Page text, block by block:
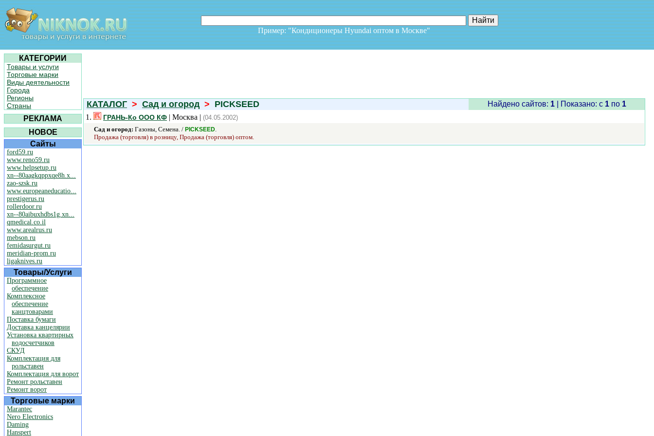
Пример: "Кондиционеры Hyundai оптом в Москве"
КАТЕГОРИИ
Товары и услуги
Торговые марки
Виды деятельности
Города
Регионы
Страны
РЕКЛАМА
НОВОЕ
Сайты
ford59.ru
www.reno59.ru
www.helpsetup.ru
xn--80aagkqppxqe8h.x...
zao-szsk.ru
www.europeaneducatio...
prestigerus.ru
rollerdoor.ru
xn--80aibuxhdbs1g.xn...
qmedical.co.il
www.arealrus.ru
mebson.ru
femidasurgut.ru
meridian-prom.ru
ligaknives.ru
Товары/Услуги
Программное
обеспечение
Комплексное
обеспечение
канцтоварами
Поставка бумаги
Доставка канцелярии
Установка квартирных
водосчетчиков
СКУД
Комплектация для
рольставен
Комплектация для ворот
Ремонт рольставен
Ремонт ворот
Торговые марки
Marantec
Nero Electronics
Daming
Hanspert
КАТАЛОГ > Сад и огород > PICKSEED Найдено сайтов: 1| Показано: c 1по 1
1.
ГРАНЬ-Ко ООО КФ | Москва | (04.05.2002)
Сад и огород: Газоны, Семена. / PICKSEED.
Продажа (торговля) в розницу, Продажа (торговля) оптом.